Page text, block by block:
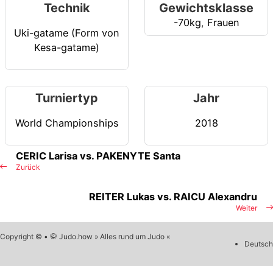
Technik
Uki-gatame (Form von
Kesa-gatame)
Gewichtsklasse
-70kg, Frauen
Turniertyp
World Championships
Jahr
2018
Zurück
CERIC Larisa vs. PAKENYTE Santa
Weiter
REITER Lukas vs. RAICU Alexandru
Copyright © • 🥋 Judo.how » Alles rund um Judo «
Deutsch